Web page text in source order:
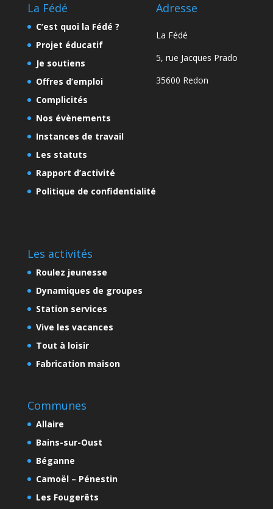
La Fédé
C’est quoi la Fédé ?
Projet éducatif
Je soutiens
Offres d’emploi
Complicités
Nos évènements
Instances de travail
Les statuts
Rapport d’activité
Politique de confidentialité
Adresse
La Fédé
5, rue Jacques Prado
35600 Redon
Les activités
Roulez jeunesse
Dynamiques de groupes
Station services
Vive les vacances
Tout à loisir
Fabrication maison
Communes
Allaire
Bains-sur-Oust
Béganne
Camoël – Pénestin
Les Fougerêts